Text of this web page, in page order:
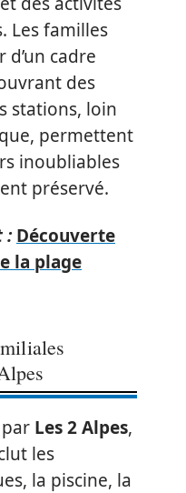
Les familles
cadre
des
stations, loin
permettent
inoubliables
préservé.
: Découverte
la plage
Les 2 Alpes,
les
la piscine, la